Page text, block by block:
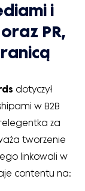
i
PR,
dotyczył
w B2B
za
tworzenie
linkowali w
contentu na: